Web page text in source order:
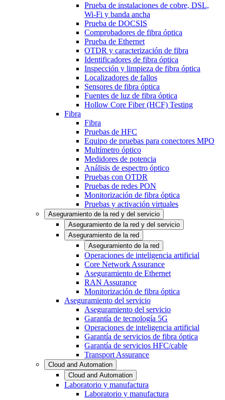
Prueba de instalaciones de cobre, DSL,
Wi-Fi y banda ancha
Prueba de DOCSIS
Comprobadores de fibra óptica
Prueba de Ethernet
OTDR y caracterización de fibra
Identificadores de fibra óptica
Inspección y limpieza de fibra óptica
Localizadores de fallos
Sensores de fibra óptica
Fuentes de luz de fibra óptica
Hollow Core Fiber (HCF) Testing
Fibra
Fibra
Pruebas de HFC
Equipo de pruebas para conectores MPO
Multímetro óptico
Medidores de potencia
Análisis de espectro óptico
Pruebas con OTDR
Pruebas de redes PON
Monitorización de fibra óptica
Pruebas y activación virtuales
Aseguramiento de la red y del servicio
Aseguramiento de la red y del servicio
Aseguramiento de la red
Aseguramiento de la red
Operaciones de inteligencia artificial
Core Network Assurance
Aseguramiento de Ethernet
RAN Assurance
Monitorización de fibra óptica
Aseguramiento del servicio
Aseguramiento del servicio
Garantía de tecnología 5G
Operaciones de inteligencia artificial
Garantía de servicios de fibra óptica
Garantía de servicios HFC/cable
Transport Assurance
Cloud and Automation
Cloud and Automation
Laboratorio y manufactura
Laboratorio y manufactura